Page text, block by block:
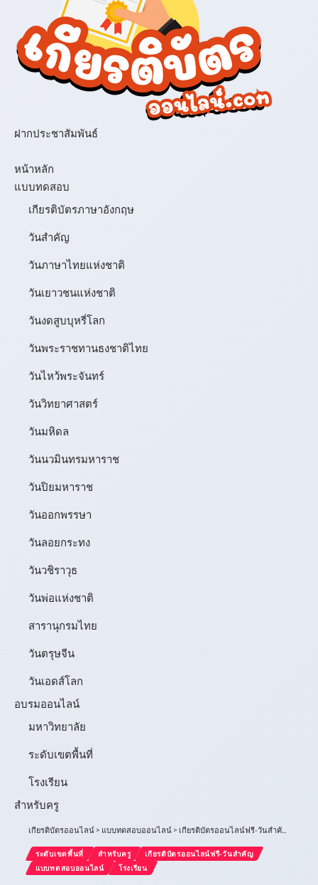
ฝากประชาสัมพันธ์
หน้าหลัก
แบบทดสอบ
เกียรติบัตรภาษาอังกฤษ
วันสำคัญ
วันภาษาไทยแห่งชาติ
วันเยาวชนแห่งชาติ
วันงดสูบบุหรี่โลก
วันพระราชทานธงชาติไทย
วันไหว้พระจันทร์​
วันวิทยาศาสตร์
วันมหิดล
วันนวมินทรมหาราช
วันปิยมหาราช
วันออกพรรษา
วันลอยกระทง
วันวชิราวุธ
วันพ่อแห่งชาติ
สารานุกรมไทย
วันตรุษจีน
วันเอดส์โลก
อบรมออนไลน์
มหาวิทยาลัย
ระดับเขตพื้นที่
โรงเรียน
สำหรับครู
เกียรติบัตรออนไลน์> แบบทดสอบออนไลน์> เกียรติบัตรออนไลน์ฟรี-วันสำคัญ
ระดับเขตพื้นที่ สำหรับครู
เกียรติบัตรออนไลน์ฟรี-วันสำคัญ
แบบทดสอบออนไลน์
โรงเรียน